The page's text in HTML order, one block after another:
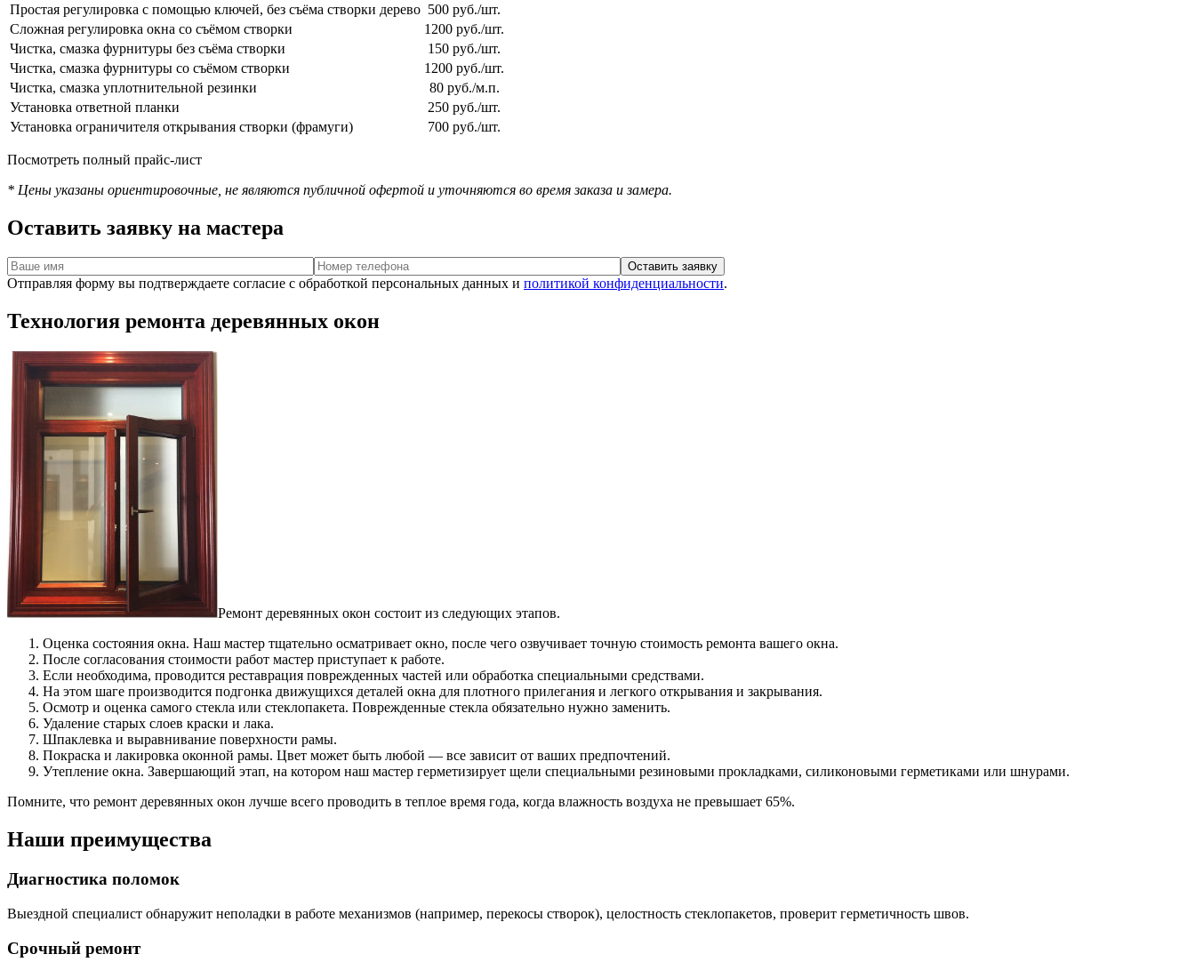
Простая регулировка с помощью ключей, без съёма створки дерево 500 руб./шт.
Сложная регулировка окна со съёмом створки
1200 руб./шт.
Чистка, смазка фурнитуры без съёма створки
150 руб./шт.
Чистка, смазка фурнитуры со съёмом створки
1200 руб./шт.
Чистка, смазка уплотнительной резинки
80 руб./м.п.
Установка ответной планки
250 руб./шт.
Установка ограничителя открывания створки (фрамуги)
700 руб./шт.
Посмотреть полный прайс-лист
* Цены указаны ориентировочные, не являются публичной офертой и уточняются во время заказа и замера.
Оставить заявку на мастера
Отправляя форму вы подтверждаете согласие с обработкой персональных данных и политикой конфиденциальности.
Технология ремонта деревянных окон
Ремонт деревянных окон состоит из следующих этапов.
Оценка состояния окна. Наш мастер тщательно осматривает окно, после чего озвучивает точную стоимость ремонта вашего окна.
После согласования стоимости работ мастер приступает к работе.
Если необходима, проводится реставрация поврежденных частей или обработка специальными средствами.
На этом шаге производится подгонка движущихся деталей окна для плотного прилегания и легкого открывания и закрывания.
Осмотр и оценка самого стекла или стеклопакета. Поврежденные стекла обязательно нужно заменить.
Удаление старых слоев краски и лака.
Шпаклевка и выравнивание поверхности рамы.
Покраска и лакировка оконной рамы. Цвет может быть любой — все зависит от ваших предпочтений.
Утепление окна. Завершающий этап, на котором наш мастер герметизирует щели специальными резиновыми прокладками, силиконовыми герметиками или шнурами.
Помните, что ремонт деревянных окон лучше всего проводить в теплое время года, когда влажность воздуха не превышает 65%.
Наши преимущества
Диагностика поломок
Выездной специалист обнаружит неполадки в работе механизмов (например, перекосы створок), целостность стеклопакетов, проверит герметичность швов.
Срочный ремонт